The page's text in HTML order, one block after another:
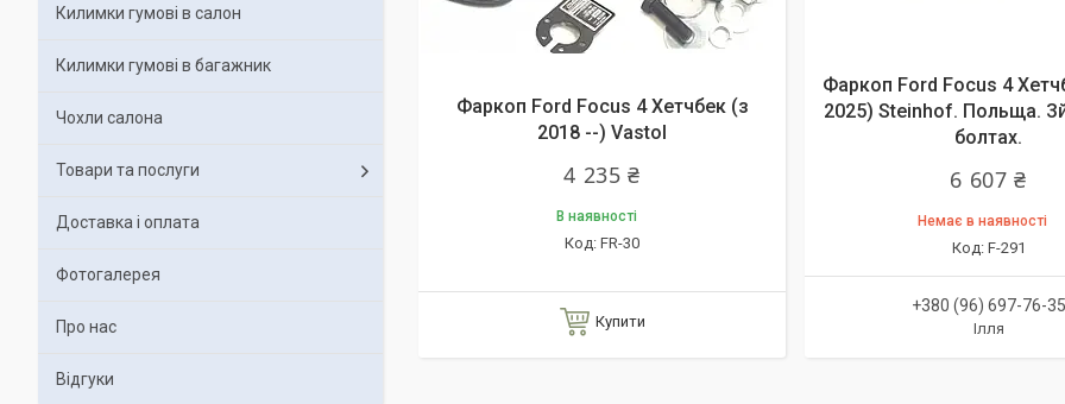
Фаркоп Ford Focus 4 Хетчбек (з
2018 --) Vastol
4 235 ₴
В наявності
FR-30
Купити
Фаркоп Ford Focus 4
2025) Steinhof. Польща.
болтах.
6 607 ₴
Немає в наявності
F-291
+380 (96) 697-76-35
Ілля
Килимки гумові в салон
Килимки гумові в багажник
Чохли салона
Товари та послуги
Доставка і оплата
Фотогалерея
Про нас
Відгуки